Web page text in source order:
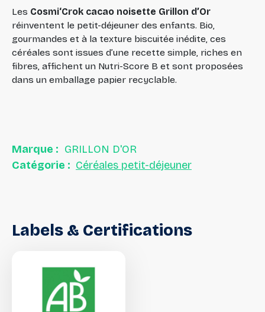
Les Cosmi‘Crok cacao noisette Grillon d’Or
réinventent le petit-déjeuner des enfants. Bio,
gourmandes et à la texture biscuitée inédite, ces
céréales sont issues d’une recette simple, riches en
fibres, affichent un Nutri-Score B et sont proposées
dans un emballage papier recyclable.
Marque : GRILLON D'OR
Catégorie : Céréales petit-déjeuner
Labels & Certifications